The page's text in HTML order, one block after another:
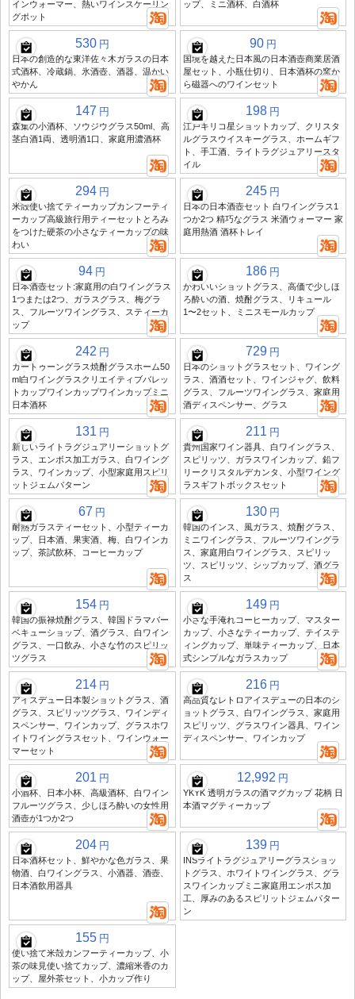
インウォーマー、熱いワインスケーリン
グポット
ップ、ミニ酒杯、白酒杯
530 円
日本の創造的な東洋佐々木ガラスの日本
式酒杯、冷蔵鍋、氷酒壺、酒器、温かい
やかん
90 円
国境を越えた日本風の日本酒壺商業居酒
屋セット、小瓶仕切り、日本酒杯の窯か
ら磁器へのワインセット
147 円
森集の小酒杯、ソウジウグラス50ml、高
茎白酒1両、透明酒1口、家庭用濃酒杯
198 円
江戸キリコ星ショットカップ、クリスタ
ルグラスウイスキーグラス、ホームギフ
ト、手工酒、ライトラグジュアリースタ
イル
294 円
米殻使い捨てティーカップカンフーティ
ーカップ高級旅行用ティーセットとろみ
をつけた硬茶の小さなティーカップの味
わい
245 円
日本の日本酒壺セット 白ワイングラス1
つか2つ 精巧なグラス 米酒ウォーマー 家
庭用熱酒 酒杯トレイ
94 円
日本酒壺セット:家庭用の白ワイングラス
1つまたは2つ、ガラスグラス、梅グラ
ス、フルーツワイングラス、スティーカ
ップ
186 円
かわいいショットグラス、高価で少しほ
ろ酔いの酒、焼酎グラス、リキュール
1〜2セット、ミニスモールカップ
242 円
カートゥーングラス焼酎グラスホーム50
ml白ワイングラスクリエイティブバレッ
トカップワインカップワインカップミニ
日本酒杯
729 円
日本のショットグラスセット、ワイング
ラス、酒酒セット、ワインジャグ、飲料
グラス、フルーツワイングラス、家庭用
酒ディスペンサー、グラス
131 円
新しいライトラグジュアリーショットグ
ラス、エンボス加工ガラス、白ワイング
ラス、ワインカップ、小型家庭用スピリ
ットジェムパターン
211 円
貴州国家ワイン器具、白ワイングラス、
スピリッツ、ガラスワインカップ、鉛フ
リークリスタルデカンタ、小型ワイング
ラスギフトボックスセット
67 円
耐熱ガラスティーセット、小型ティーカ
ップ、日本酒、果実酒、梅、白ワインカ
ップ、茶試飲杯、コーヒーカップ
130 円
韓国のインス、風ガラス、焼酎グラス、
ミニワイングラス、フルーツワイングラ
ス、家庭用白ワイングラス、スピリッ
ツ、スピリッツ、シップカップ、酒グラ
ス
154 円
韓国の振禄焼酎グラス、韓国ドラマバー
ベキューショップ、酒グラス、白ワイン
グラス、一口飲み、小さな竹のスピリッ
ツグラス
149 円
小さな手淹れコーヒーカップ、マスター
カップ、小さなティーカップ、テイステ
ィングカップ、単味ティーカップ、日本
式シンプルなガラスカップ
214 円
アイスデュー日本製ショットグラス、酒
グラス、スピリッツグラス、ワインディ
スペンサー、ワインカップ、グラスホワ
イトワイングラスセット、ワインウォー
マーセット
216 円
高品質なレトロアイスデューの日本のシ
ョットグラス、白ワイングラス、家庭用
スピリッツ、グラスワイン器具、ワイン
ディスペンサー、ワインカップ
201 円
小酒杯、日本小杯、高級酒杯、白ワイン
フルーツグラス、少しほろ酔いの女性用
酒壺が1つか2つ
12,992 円
YKYK 透明ガラスの酒マグカップ 花柄 日
本酒マグティーカップ
204 円
日本酒杯セット、鮮やかな色ガラス、果
物酒、白ワイングラス、小酒器、酒壺、
日本酒飲用器具
139 円
INSライトラグジュアリーグラスショッ
トグラス、ホワイトワイングラス、グラ
スワインカップミニ家庭用エンボス加
工、厚みのあるスピリットジェムパター
ン
155 円
使い捨て米殻カンフーティーカップ、小
茶の味見使い捨てカップ、濃縮米香のカ
ップ、屋外茶セット、小カップ作り